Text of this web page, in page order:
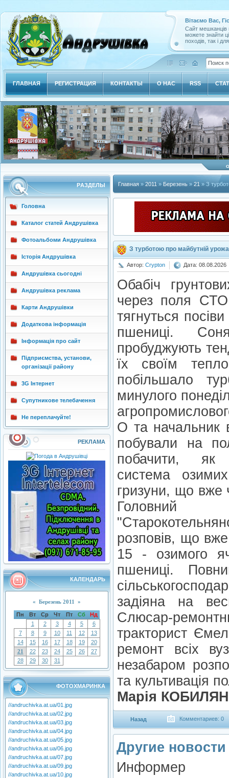
Вітаємо Вас,
Сайт мешканців
можете знайти
походів, так і
ГЛАВНАЯ РЕГИСТРАЦИЯ КОНТАКТЫ О НАС RSS
РAЗДЕЛЫ
Головна
Каталог статей Андрушівка
Фотоальбоми Андрушівка
Історія Андрушівка
Андрушівка сьогодні
Андрушівка реклама
Карти Андрушівки
Додаткова інформація
Інформація про сайт
Підприємства, установи,
організації району
3G Інтернет
Супутникове телебачення
Не переплачуйте!
РЕКЛАМА
КАЛЕНДАРЬ
« Березень 2011 »
Пн Вт Ср Чт Пт Сб
Нд
1
2 3 4 5
6
7
8 9 10 11 12
13
14
15 16 17 18 19
20
21
22 23 24 25 26
27
28
29 30 31
ФОТОХМАРИНКА
//andruchivka.at.ua/01.jpg
//andruchivka.at.ua/02.jpg
//andruchivka.at.ua/03.jpg
//andruchivka.at.ua/04.jpg
//andruchivka.at.ua/05.jpg
//andruchivka.at.ua/06.jpg
//andruchivka.at.ua/07.jpg
//andruchivka.at.ua/09.jpg
//andruchivka.at.ua/10.jpg
Главная » 2011 » Березень » 21 » З
З турботою про майбутній
Автор: Crypton Дата: 08.08.2026
Обабіч
через поля
тягнуться
пшениці.
пробуджують
їх своїм
побільшало
минулого
О та начальник
побували на
побачити, як
система
гризуни, що вже
розповів, що
15 - озимого
пшениці.
задіяна на
Слюсар-
тракторист
ремонт всіх
незабаром
та культивація
Марія
Назад Комментариев: 0
Другие
Информер